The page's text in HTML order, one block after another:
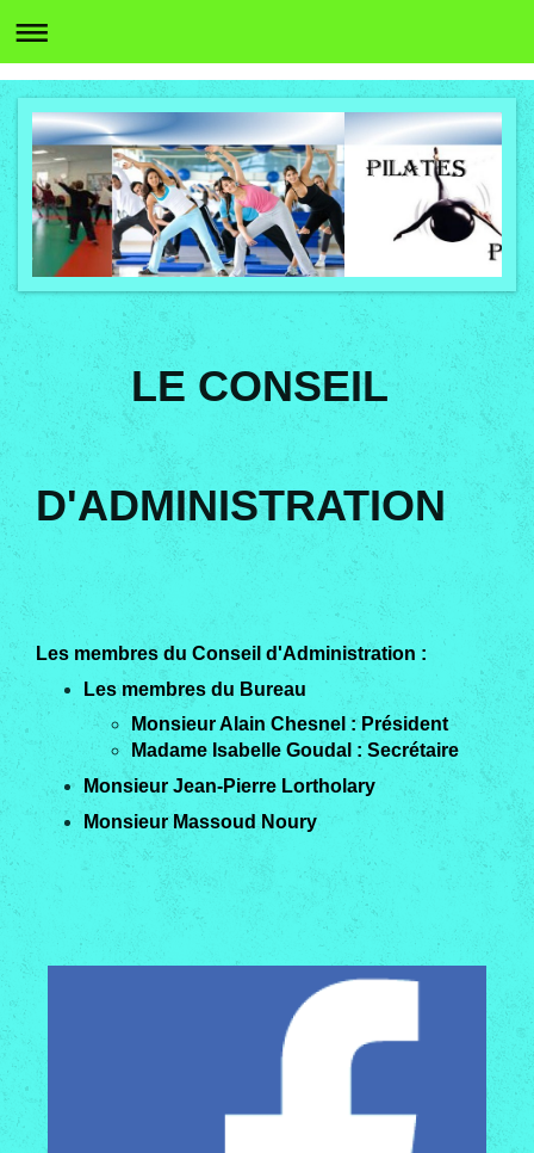
LE CONSEIL
D'ADMINISTRATION
Les membres du Conseil d'Administration :
Les membres du Bureau
Monsieur Alain Chesnel : Président
Madame Isabelle Goudal : Secrétaire
Monsieur Jean-Pierre Lortholary
Monsieur Massoud Noury